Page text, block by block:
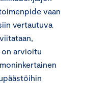
vaan
vertautuva
arvioitu